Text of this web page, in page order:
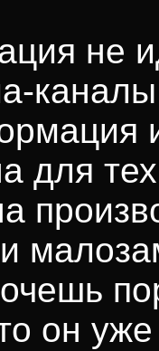
не
для
он